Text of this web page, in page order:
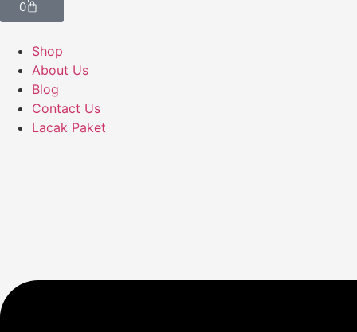
0
Shop
About Us
Blog
Contact Us
Lacak Paket